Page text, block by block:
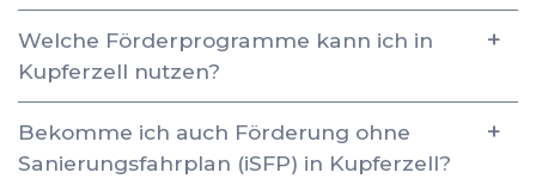
Welche Förderprogramme kann ich in
Kupferzell nutzen?
Bekomme ich auch Förderung ohne
Sanierungsfahrplan (iSFP) in Kupferzell?